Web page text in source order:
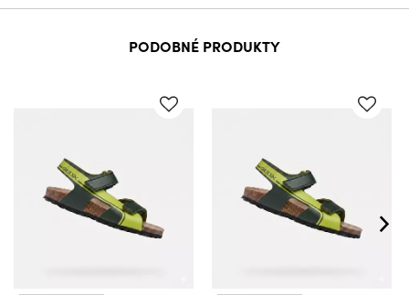
PODOBNÉ PRODUKTY